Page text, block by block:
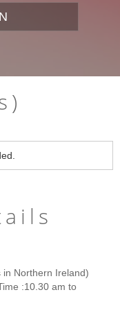
in Northern Ireland)
:10.30 am to